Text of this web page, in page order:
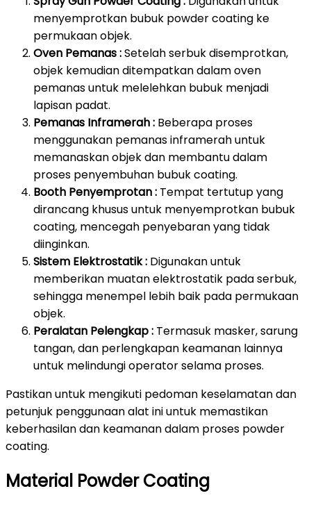
menyemprotkan bubuk powder coating ke
permukaan objek.
Oven Pemanas :Setelah serbuk disemprotkan,
objek kemudian ditempatkan dalam oven
pemanas untuk melelehkan bubuk menjadi
lapisan padat.
Pemanas Inframerah : Beberapa proses
menggunakan pemanas inframerah untuk
memanaskan objek dan membantu dalam
proses penyembuhan bubuk coating.
Booth Penyemprotan : Tempat tertutup yang
dirancang khusus untuk menyemprotkan bubuk
coating, mencegah penyebaran yang tidak
diinginkan.
Sistem Elektrostatik : Digunakan untuk
memberikan muatan elektrostatik pada serbuk,
sehingga menempel lebih baik pada permukaan
objek.
Peralatan Pelengkap : Termasuk masker, sarung
tangan, dan perlengkapan keamanan lainnya
untuk melindungi operator selama proses.
Pastikan untuk mengikuti pedoman keselamatan dan
petunjuk penggunaan alat ini untuk memastikan
keberhasilan dan keamanan dalam proses powder
coating.
Material Powder Coating